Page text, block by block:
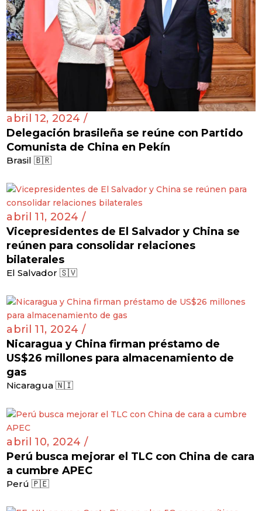
abril 12, 2024 /
Delegación brasileña se reúne con Partido
Comunista de China en Pekín
Brasil 🇧🇷
abril 11, 2024 /
Vicepresidentes de El Salvador y China se
reúnen para consolidar relaciones
bilaterales
El Salvador 🇸🇻
abril 11, 2024 /
Nicaragua y China firman préstamo de
US$26 millones para almacenamiento de
gas
Nicaragua 🇳🇮
abril 10, 2024 /
Perú busca mejorar el TLC con China de cara
a cumbre APEC
Perú 🇵🇪